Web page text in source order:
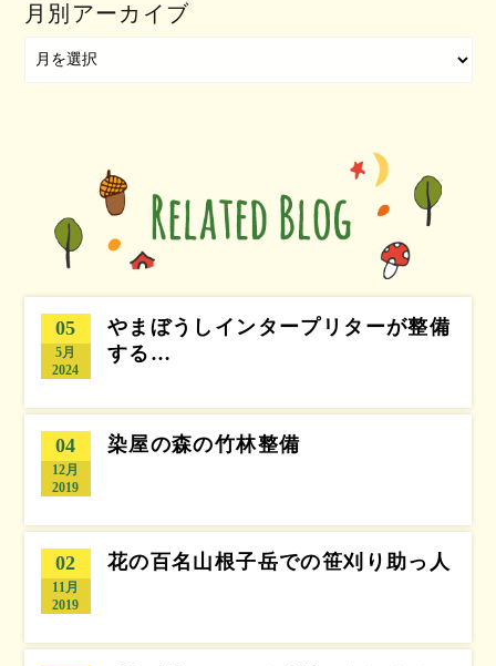
月別アーカイブ
05
5月
2024
やまぼうしインタープリターが整備
する…
04
12月
2019
染屋の森の竹林整備
02
11月
2019
花の百名山根子岳での笹刈り助っ人